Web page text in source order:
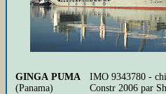
GINGA PUMA
(Panama)
IMO 9343780 -
Constr 2006 par